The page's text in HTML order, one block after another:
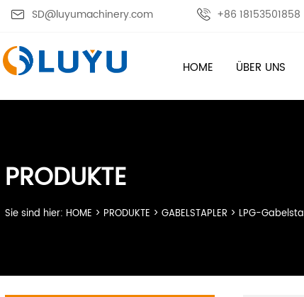
 SD@luyumachinery.com  +86 18153501858
HOME ÜBER UNS
PRODUKTE
Sie sind hier: HOME > PRODUKTE > GABELSTAPLER > LPG-